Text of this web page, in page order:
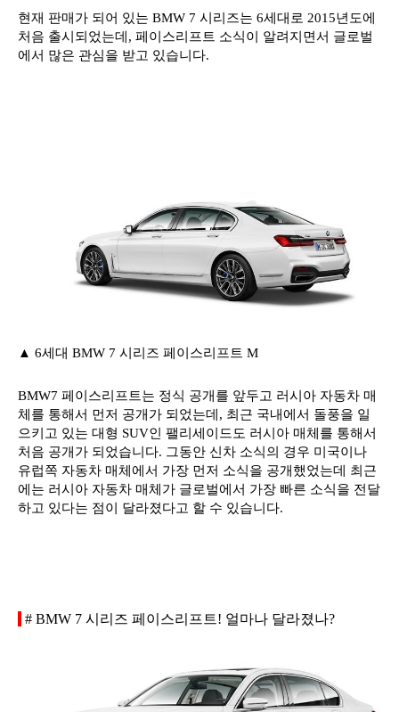
현재 판매가 되어 있는 BMW 7 시리즈는 6세대로 2015년도에
처음 출시되었는데, 페이스리프트 소식이 알려지면서 글로벌
에서 많은 관심을 받고 있습니다.
▲ 6세대 BMW 7 시리즈 페이스리프트 M
BMW7 페이스리프트는 정식 공개를 앞두고 러시아 자동차 매
체를 통해서 먼저 공개가 되었는데, 최근 국내에서 돌풍을 일
으키고 있는 대형 SUV인 팰리세이드도 러시아 매체를 통해서
처음 공개가 되었습니다. 그동안 신차 소식의 경우 미국이나
유럽쪽 자동차 매체에서 가장 먼저 소식을 공개했었는데 최근
에는 러시아 자동차 매체가 글로벌에서 가장 빠른 소식을 전달
하고 있다는 점이 달라졌다고 할 수 있습니다.
# BMW 7 시리즈 페이스리프트! 얼마나 달라졌나?